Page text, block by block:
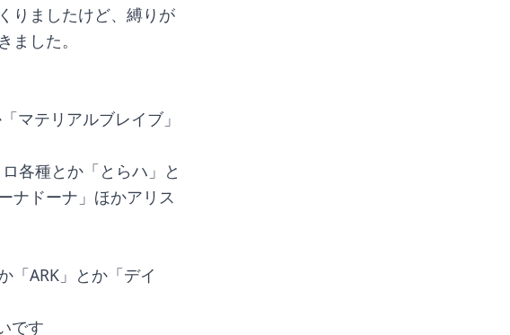
りましたけど、縛りが
した。
マテリアルブレイブ」
各種とか「とらハ」と
ナドーナ」ほかアリス
「ARK」とか「デイ
です